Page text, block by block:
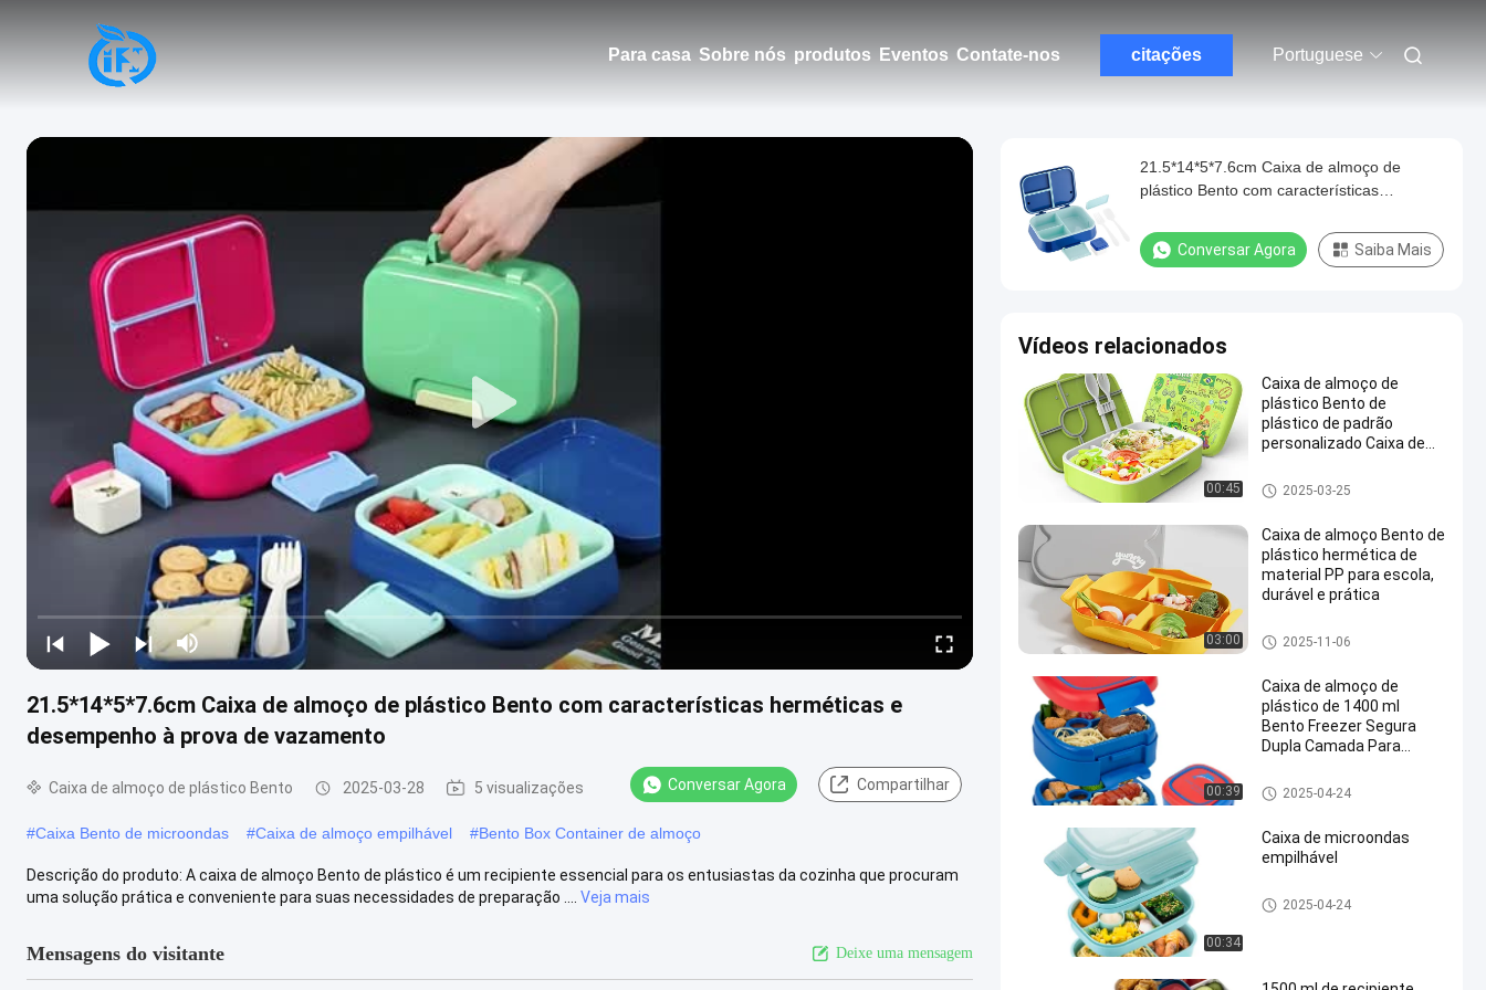
Para casa Sobre nós produtos Eventos Contate-nos citações Portuguese
21.5*14*5*7.6cm Caixa de almoço de plástico Bento com características herméticas e
desempenho à prova de vazamento
Caixa de almoço de plástico Bento 2025-03-28 5 visualizações Conversar Agora Compartilhar
#Caixa Bento de microondas #Caixa de almoço empilhável #Bento Box Container de almoço
Descrição do produto: A caixa de almoço Bento de plástico é um recipiente essencial para os entusiastas da cozinha que procuram
uma solução prática e conveniente para suas necessidades de preparação ....
Veja mais
Mensagens do visitante Deixe uma mensagem
21.5*14*5*7.6cm Caixa de almoço de
plástico Bento com características
vazamento
Conversar Agora Saiba Mais
Vídeos relacionados
00:45
Caixa de almoço de
plástico Bento de
plástico de padrão
personalizado Caixa de
multipartição à prova de
vazamento
Caixa de almoço de plástico B
ento
2025-03-25
03:00
Caixa de almoço Bento de
plástico hermética de
material PP para escola,
durável e prática
Caixa de almoço de plástico B
ento
2025-11-06
00:39
Caixa de almoço de
plástico de 1400 ml
Bento Freezer Segura
Dupla Camada Para
Caixa de almoço de plástico B
ento
2025-04-24
00:34
Caixa de microondas
empilhável
Caixa de almoço de plástico B
ento
2025-04-24